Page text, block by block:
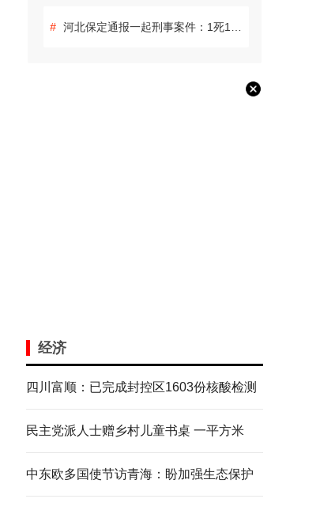
# 河北保定通报一起刑事案件：1死1伤 嫌疑人自杀身亡
经济
四川富顺：已完成封控区1603份核酸检测
民主党派人士赠乡村儿童书桌 一平方米
中东欧多国使节访青海：盼加强生态保护